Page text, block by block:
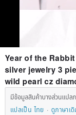
Year of the
silver jewelry 3
wild pearl cz
มีข้อมูลสินค้าบางส่วนแปล
แปลเป็น ไทย
ดูภาษาเ